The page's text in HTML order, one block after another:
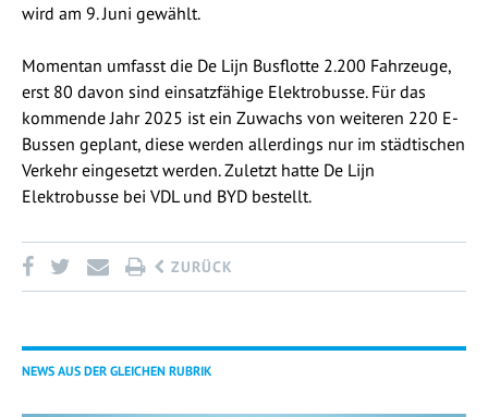
wird am 9. Juni gewählt.
Momentan umfasst die De Lijn Busflotte 2.200 Fahrzeuge,
erst 80 davon sind einsatzfähige Elektrobusse. Für das
kommende Jahr 2025 ist ein Zuwachs von weiteren 220 E-
Bussen geplant, diese werden allerdings nur im städtischen
Verkehr eingesetzt werden. Zuletzt hatte De Lijn
Elektrobusse bei VDL und BYD bestellt.
ZURÜCK
NEWS AUS DER GLEICHEN RUBRIK